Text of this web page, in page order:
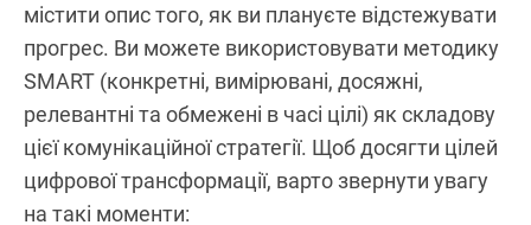
містити опис того, як ви плануєте відстежувати
прогрес. Ви можете використовувати методику
SMART (конкретні, вимірювані, досяжні,
релевантні та обмежені в часі цілі) як складову
цієї комунікаційної стратегії. Щоб досягти цілей
цифрової трансформації, варто звернути увагу
на такі моменти: